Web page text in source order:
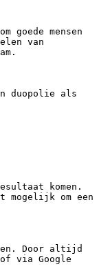
mensen
van
duopolie als
komen.
om een
Door altijd
via Google